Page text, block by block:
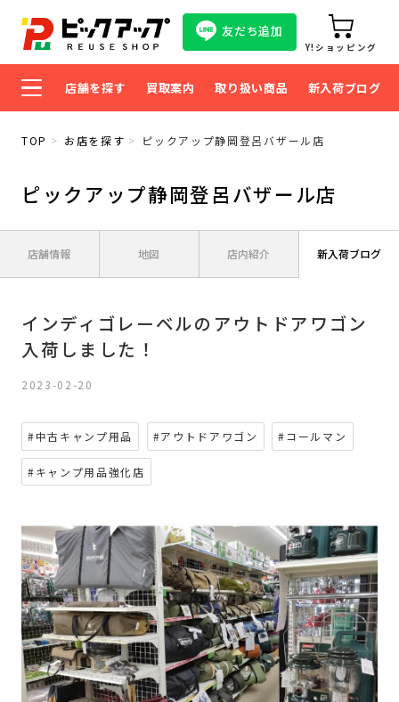
友だち追加
Y!ショッピング
店舗を探す 買取案内 取り扱い商品 新入荷ブログ
TOP お店を探す ピックアップ静岡登呂バザール店
ピックアップ静岡登呂バザール店
店舗情報 地図 店内紹介 新入荷ブログ
インディゴレーベルのアウトドアワゴン
入荷しました！
2023-02-20
#中古キャンプ用品 #アウトドアワゴン #コールマン
#キャンプ用品強化店